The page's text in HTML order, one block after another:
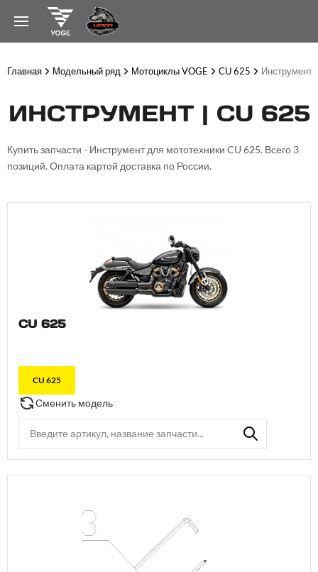
Главная Модельный ряд Мотоциклы VOGE CU 625 Инструмент
ИНСТРУМЕНТ | CU 625
Купить запчасти - Инструмент для мототехники CU 625. Всего 3
позиций. Оплата картой доставка по России.
CU 625
CU 625
Сменить модель